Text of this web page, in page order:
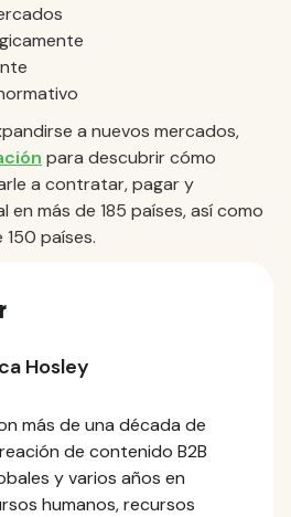
a nuevos mercados,
para descubrir cómo
a contratar, pagar y
más de 185 países, así como
países.
Hosley
más de una década de
de contenido B2B
y varios años en
humanos, recursos